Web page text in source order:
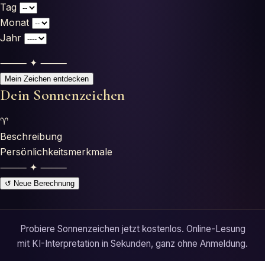
Mantik
Astrologie
Numerologie
Tests
Glossar
Tag
Monat
Jahr
⸻ ✦ ⸻
Mein Zeichen entdecken
Dein Sonnenzeichen
♈
Beschreibung
Persönlichkeitsmerkmale
⸻ ✦ ⸻
↺ Neue Berechnung
Probiere Sonnenzeichen jetzt kostenlos. Online-Lesung
mit KI-Interpretation in Sekunden, ganz ohne Anmeldung.